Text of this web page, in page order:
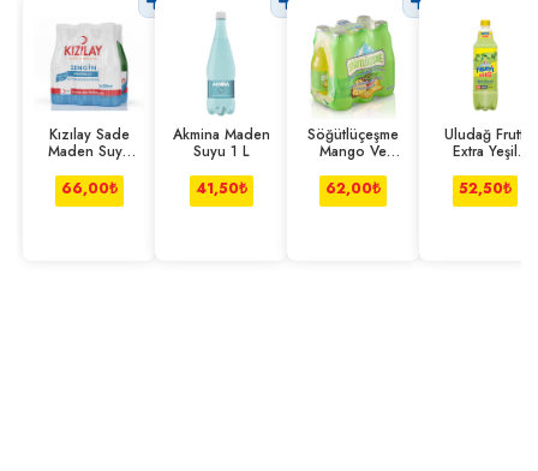
Kızılay Sade
Maden Suyu
66,00₺
Akmina Maden
Suyu 1 L
41,50₺
Söğütlüçeşme
Mango Ve
6*200 ml
62,00₺
Uludağ Frutti
Extra Yeşil
52,50₺